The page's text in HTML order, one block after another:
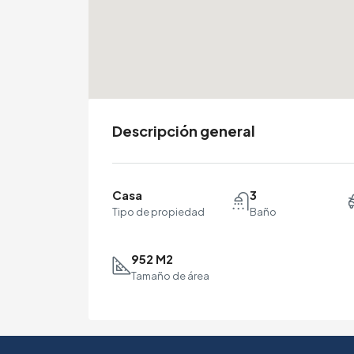
Descripción general
Casa
Tipo de propiedad
3
Baño
952 M2
Tamaño de área